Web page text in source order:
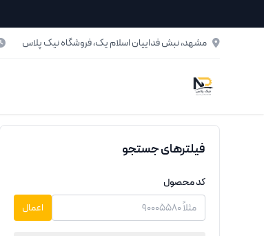
مشهد، نبش فداییان اسلام یک، فروشگاه نیک پلاس
فیلترهای جستجو
کد محصول
اعمال